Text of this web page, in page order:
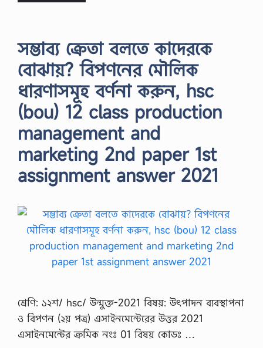
সম্ভাব্য ক্রেতা বলতে কাদেরকে
বােঝায়? বিপণনের মৌলিক
ধারণাসমূহ বর্ণনা করুন, hsc
(bou) 12 class production
management and
marketing 2nd paper 1st
assignment answer 2021
শ্রেণি: ১২শ/ hsc/ উন্মুক্ত-2021 বিষয়: উৎপাদন ব্যবস্থাপনা
ও বিপণন (২য় পত্র) এসাইনমেন্টেরের উত্তর 2021
এসাইনমেন্টের ক্রমিক নংঃ 01 বিষয় কোডঃ …